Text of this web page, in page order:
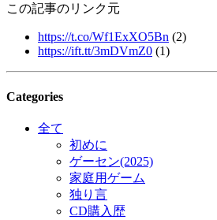
この記事のリンク元
https://t.co/Wf1ExXO5Bn (2)
https://ift.tt/3mDVmZ0 (1)
Categories
全て
初めに
ゲーセン(2025)
家庭用ゲーム
独り言
CD購入歴